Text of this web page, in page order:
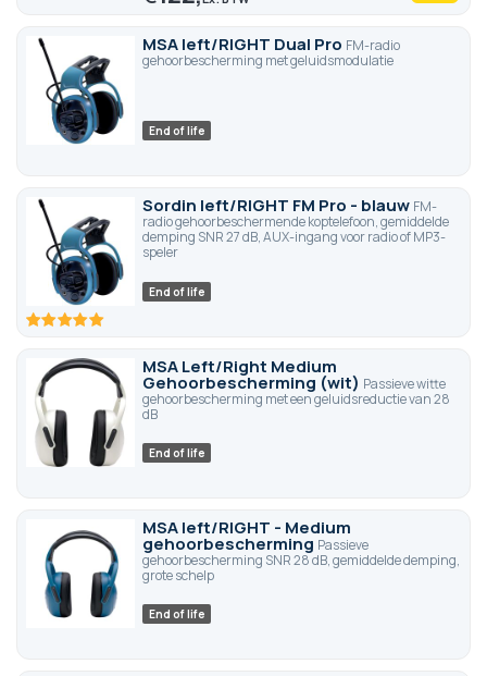
MSA left/RIGHT Dual Pro FM-radio
gehoorbescherming met geluidsmodulatie
End of life
Sordin left/RIGHT FM Pro - blauw FM-
radio gehoorbeschermende koptelefoon, gemiddelde
demping SNR 27 dB, AUX-ingang voor radio of MP3-
speler
100 100
End of life
MSA Left/Right Medium
Gehoorbescherming (wit) Passieve witte
gehoorbescherming met een geluidsreductie van 28
dB
End of life
MSA left/RIGHT - Medium
gehoorbescherming Passieve
gehoorbescherming SNR 28 dB, gemiddelde demping,
grote schelp
End of life